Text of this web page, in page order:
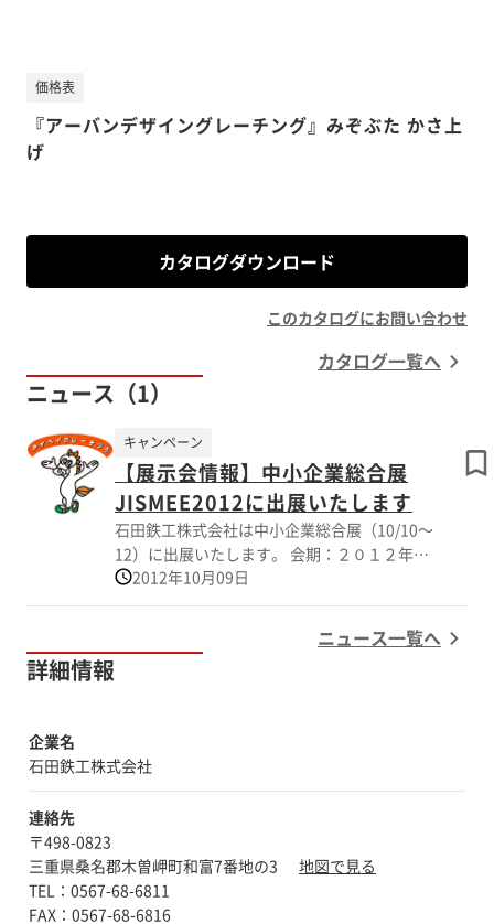
『アーバンデザイングレーチング』みぞぶた かさ上
げ
価格表
カタログダウンロード
このカタログにお問い合わせ
カタログ一覧へ
ニュース（1）
【展示会情報】中小企業総合展
JISMEE2012に出展いたします
キャンペーン
石田鉄工株式会社は中小企業総合展（10/10～
12）に出展いたします。 会期：２０１２年１
０月１０日（水）～１２日（金） 会場：東京
ビックサイト東１・２・３ホール No． Ｐ－
業スタッフがご質問・ご要望にお答えします。
2012年10月09日
ニュース一覧へ
詳細情報
企業名
石田鉄工株式会社
連絡先
〒498-0823
三重県桑名郡木曽岬町和富7番地の3
地図で見る
TEL：0567-68-6811